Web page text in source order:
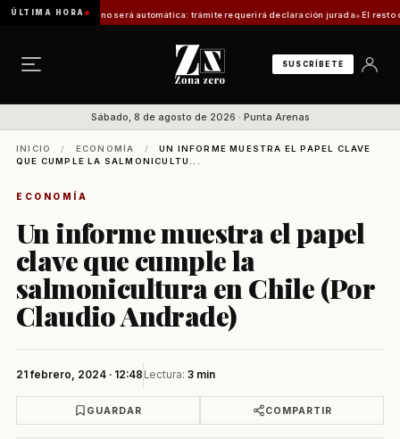
ÚLTIMA HORA
mayores no será automática: trámite requerirá declaración jurada El resto de Chile
SUSCRÍBETE
Sábado, 8 de agosto de 2026 · Punta Arenas
INICIO / ECONOMÍA /
UN INFORME MUESTRA EL PAPEL CLAVE
QUE CUMPLE LA SALMONICULTU...
ECONOMÍA
Un informe muestra el papel
clave que cumple la
salmonicultura en Chile (Por
Claudio Andrade)
21 febrero, 2024 · 12:48 Lectura: 3 min
GUARDAR COMPARTIR